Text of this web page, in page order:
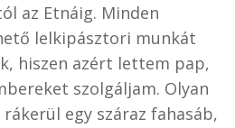
az Etnáig. Minden
lelkipásztori munkát
hiszen azért lettem pap,
szolgáljam. Olyan
egy száraz fahasáb,